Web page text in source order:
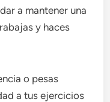
a mantener una
y haces
o pesas
a tus ejercicios